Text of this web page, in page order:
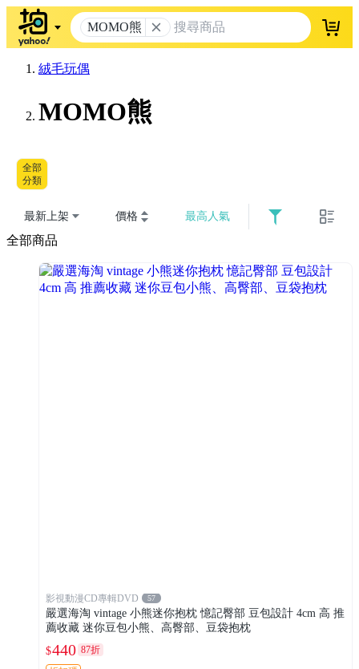
MOMO熊 登入
絨毛玩偶
MOMO熊
全部
分類
最新上架 價格 最高人氣
全部商品
影視動漫CD專輯DVD 57
嚴選海淘 vintage 小熊迷你抱枕 憶記臀部 豆包設計 4cm 高 推
薦收藏 迷你豆包小熊、高臀部、豆袋抱枕
$440 87折